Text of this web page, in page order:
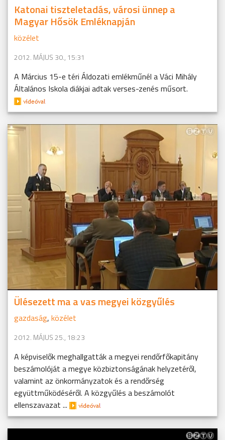
Katonai tiszteletadás, városi ünnep a
Magyar Hősök Emléknapján
közélet
2012. MÁJUS 30., 15:31
A Március 15-e téri Áldozati emlékműnél a Váci Mihály
Általános Iskola diákjai adtak verses-zenés műsort.
Ülésezett ma a vas megyei közgyűlés
gazdaság, közélet
2012. MÁJUS 25., 18:23
A képviselők meghallgatták a megyei rendőrfőkapitány
beszámolóját a megye közbiztonságának helyzetéről,
valamint az önkormányzatok és a rendőrség
együttműködéséről. A közgyűlés a beszámolót
ellenszavazat ...